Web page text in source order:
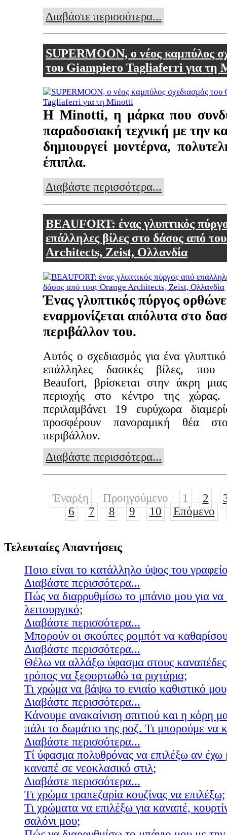
Διαβάστε περισσότερα...
SUPERMOON, ο νέος καμπύλος
του Giampiero Tagliaferri για τη
Η Minotti, η μάρκα που
παραδοσιακή τεχνική με την
δημιουργεί μοντέρνα,
έπιπλα.
Διαβάστε περισσότερα...
BEAUFORT: ένας γλυπτικός
επάλληλες βίλες στο δάσος από
Architects, Zeist, Ολλανδία
Ένας γλυπτικός πύργος
εναρμονίζεται απόλυτα στο
περιβάλλον του.
Αυτός ο σχεδιασμός για ένα
επάλληλες δασικές βίλες, που
Beaufort, βρίσκεται στην άκρη
περιοχής στο κέντρο της χώρας.
περιλαμβάνει 19 ευρύχωρα
προσφέρουν πανοραμική θέα
περιβάλλον.
Διαβάστε περισσότερα...
Έναρξη Προηγούμενο 1 2
6
7 8 9 10 Επόμενο
Τελευταίες Απαντήσεις
Ποιο είναι το κατάλληλο ύψος του
Διαβάστε περισσότερα...
Πώς να διαρρυθμίσω το μπάνιο μου για να
λειτουργικό;
Διαβάστε περισσότερα...
Μπορούν οι σκούπες ρομπότ να
Διαβάστε περισσότερα...
Θέλω να αλλάξω ύφασμα στους
τρόπος να ξεφορτωθώ τα ριχτάρια;
Τι χρώμα να βάψω το ενιαίο καθιστικό
Διαβάστε περισσότερα...
Κάνουμε ανακαίνιση σπιτιού και η κόρη
πάλι το δωμάτιο της ροζ. Τι μπορούμε να
Διαβάστε περισσότερα...
Τί ύφασμα πολυθρόνας να επιλέξω αν έχω
καναπέ σε νεοκλασικό στιλ;
Διαβάστε περισσότερα...
Τι χρώμα τραπεζαρία κουζίνας να επιλέξω;
Τι χρώματα να επιλέξω για καναπέ,
σαλόνι μου;